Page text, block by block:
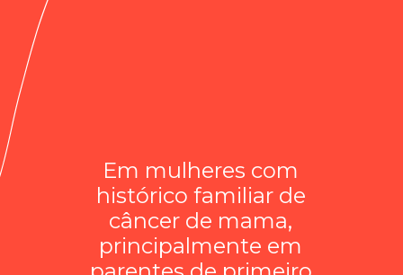
Em mulheres com
histórico familiar de
câncer de mama,
principalmente em